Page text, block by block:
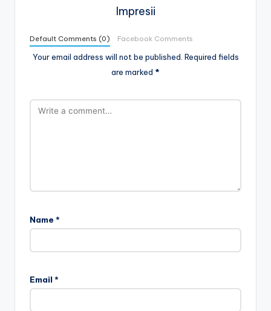
Impresii
Default Comments (0) Facebook Comments
Your email address will not be published. Required fields
are marked *
Name *
Email *